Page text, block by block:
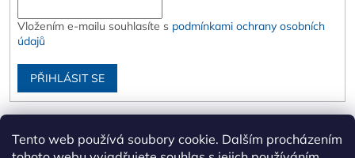
Tento web používá soubory cookie. Dalším procházením
Vložením e-mailu souhlasíte s podmínkami ochrany osobních
údajů
PŘIHLÁSIT SE